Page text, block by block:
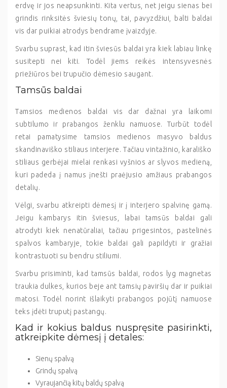
erdvę ir jos neapsunkinti. Kita vertus, net jeigu sienas bei
grindis rinksitės šviesių tonų, tai, pavyzdžiui, balti baldai
vis dar puikiai atrodys bendrame įvaizdyje.
Svarbu suprast, kad itin šviesūs baldai yra kiek labiau linkę
susitepti nei kiti. Todėl jiems reikės intensyvesnės
priežiūros bei trupučio dėmesio saugant.
Tamsūs baldai
Tamsios medienos baldai vis dar dažnai yra laikomi
subtilumo ir prabangos ženklu namuose. Turbūt todėl
retai pamatysime tamsios medienos masyvo baldus
skandinaviško stiliaus interjere. Tačiau vintažinio, karališko
stiliaus gerbėjai mielai renkasi vyšnios ar slyvos medieną,
kuri padeda į namus įnešti praėjusio amžiaus prabangos
detalių.
Vėlgi, svarbu atkreipti dėmesį ir į interjero spalvinę gamą.
Jeigu kambarys itin šviesus, labai tamsūs baldai gali
atrodyti kiek nenatūraliai, tačiau prigesintos, pastelinės
spalvos kambaryje, tokie baldai gali papildyti ir gražiai
kontrastuoti su bendru stiliumi.
Svarbu prisiminti, kad tamsūs baldai, rodos lyg magnetas
traukia dulkes, kurios beje ant tamsių paviršių dar ir puikiai
matosi. Todėl norint išlaikyti prabangos pojūtį namuose
teks įdėti truputį pastangų.
Kad ir kokius baldus nuspręsite pasirinkti,
atkreipkite dėmesį į detales:
Sienų spalvą
Grindų spalvą
Vyraujančią kitų baldų spalvą